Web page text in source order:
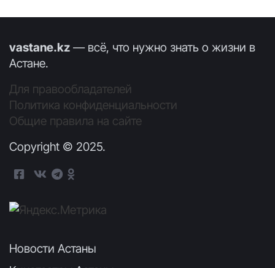
vastane.kz — всё, что нужно знать о жизни в
Астане.
Для правообладателей
Политика конфиденциальности
Общие правила на сайте
Copyright © 2025.
Новости Астаны